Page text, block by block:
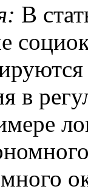
В
в